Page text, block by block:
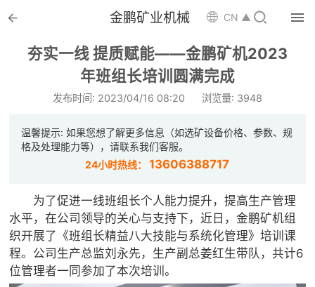
 金鹏矿业机械 CN ▲ 
夯实一线 提质赋能——金鹏矿机2023
年班组长培训圆满完成
发布时间: 2023/04/16 08:20 浏览量: 3948
温馨提示: 如果您想了解更多信息（如选矿设备价格、参数、规
格及处理能力等），请联系我们客服。
24小时热线：13606388717
为了促进一线班组长个人能力提升，提高生产管理
水平，在公司领导的关心与支持下，近日，金鹏矿机组
织开展了《班组长精益八大技能与系统化管理》培训课
程。公司生产总监刘永先，生产副总姜红生带队，共计6
位管理者一同参加了本次培训。
 首页
 选矿设备

 解决方案
 案例中心
 服务体系